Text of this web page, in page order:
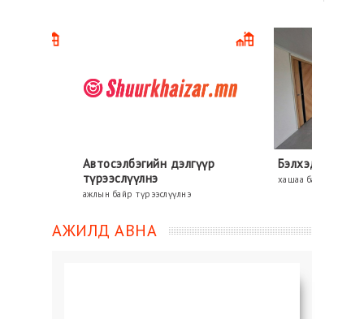
Автосэлбэгийн дэлгүүр
ажлын байр түрээслүүлнэ
Бэлхэд хашаа байшин
хашаа байшин зарна
АЖИЛД АВНА